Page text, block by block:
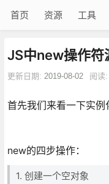
首页 资源 工具
JS中new操作符
更新日期: 2019-08-02 阅读:
首先我们来看一下实
new的四步操作：
1. 创建一个空对象